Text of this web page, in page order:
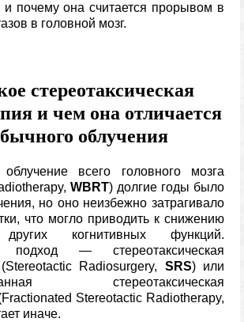
и почему она считается прорывом в
в головной мозг.
стереотаксическая
и чем она отличается
облучения
всего головного мозга
WBRT) долгие годы было
но оно неизбежно затрагивало
что могло приводить к снижению
когнитивных функций.
подход — стереотаксическая
Radiosurgery, SRS) или
стереотаксическая
Stereotactic Radiotherapy,
иначе.